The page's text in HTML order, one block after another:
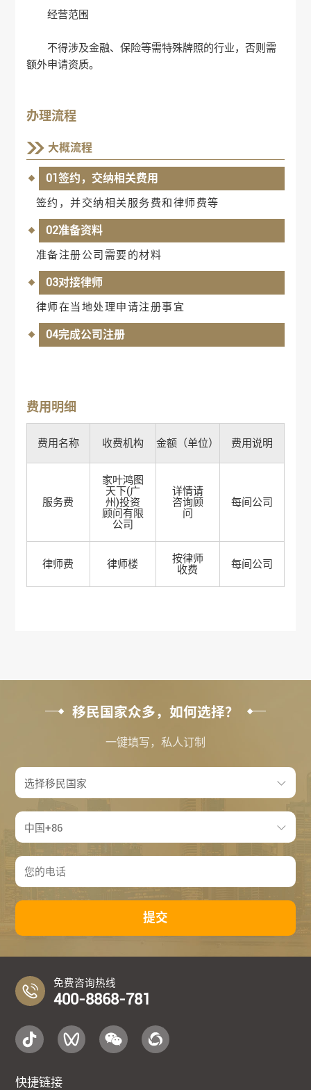
‌经营范围‌
不得涉及金融、保险等需特殊牌照的行业，否则需
额外申请资质‌。
办理流程
大概流程
01签约，交纳相关费用
签约，并交纳相关服务费和律师费等
02准备资料
准备注册公司需要的材料
03对接律师
律师在当地处理申请注册事宜
04完成公司注册
费用明细
费用名称 收费机构 金额（单位） 费用说明
服务费
家叶鸿图
天下(广
州)投资
顾问有限
公司
详情请
咨询顾
问
每间公司
律师费 律师楼
按律师
收费
每间公司
移民国家众多，如何选择？
一键填写，私人订制
提交
免费咨询热线
400-8868-781
快捷链接